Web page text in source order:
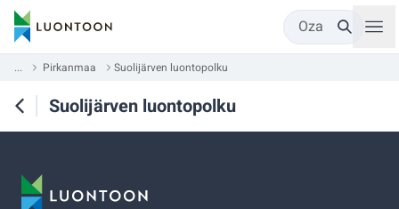
Oza
... Pirkanmaa Suolijärven luontopolku
Suolijärven luontopolku